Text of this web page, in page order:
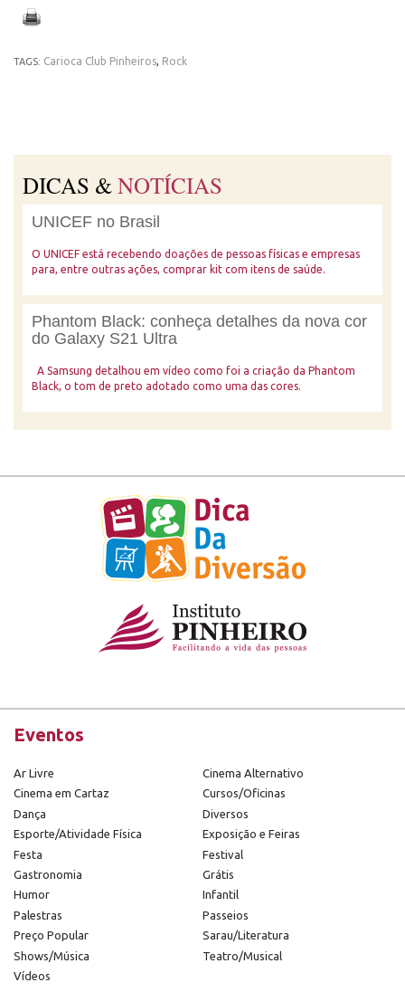
TAGS: Carioca Club Pinheiros, Rock
DICAS &NOTÍCIAS
UNICEF no Brasil
O UNICEF está recebendo doações de pessoas físicas e empresas
para, entre outras ações, comprar kit com itens de saúde.
Phantom Black: conheça detalhes da nova cor
do Galaxy S21 Ultra
A Samsung detalhou em vídeo como foi a criação da Phantom
Black, o tom de preto adotado como uma das cores.
Eventos
Ar Livre
Cinema Alternativo
Cinema em Cartaz
Cursos/Oficinas
Dança
Diversos
Esporte/Atividade Física
Exposição e Feiras
Festa
Festival
Gastronomia
Grátis
Humor
Infantil
Palestras
Passeios
Preço Popular
Sarau/Literatura
Shows/Música
Teatro/Musical
Vídeos